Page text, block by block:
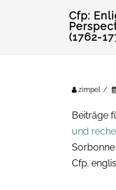
Cfp:
(1762-
zimpel /
Beiträge
und
Cfp.